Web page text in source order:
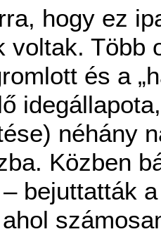
hogy ez
voltak. Több
és a
néhány
Közben
bejuttatták